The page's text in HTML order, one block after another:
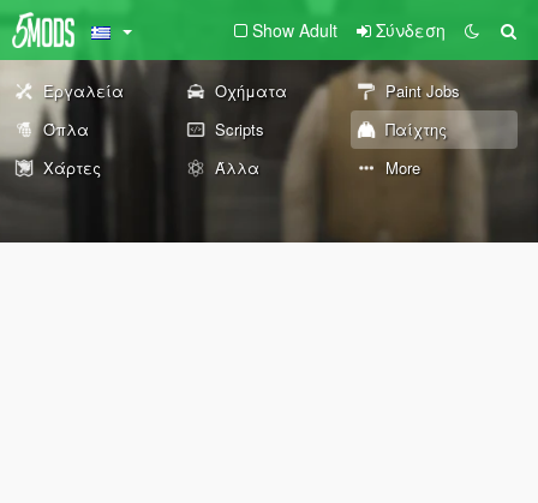
Show Adult Σύνδεση
Εργαλεία Οχήματα
Paint Jobs
Όπλα
Scripts
Παίχτης
Χάρτες
Άλλα More